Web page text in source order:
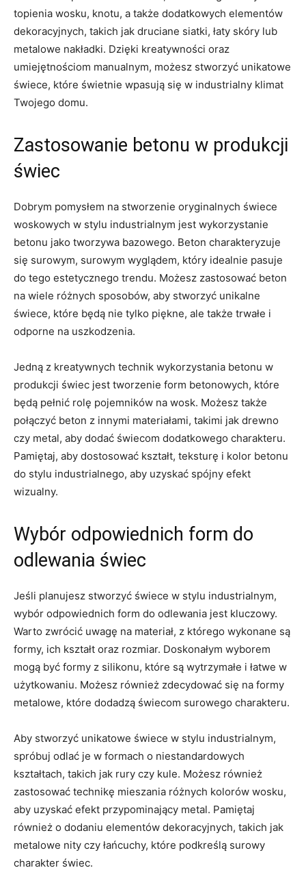
topienia wosku,⁤ knotu, ⁣a także dodatkowych elementów ​
dekoracyjnych, takich jak druciane siatki,⁣ łaty skóry lub
metalowe ‍nakładki. Dzięki kreatywności oraz
umiejętnościom manualnym, możesz stworzyć unikatowe
świece, które świetnie wpasują się ‌w industrialny klimat
Twojego domu.
Zastosowanie betonu w produkcji
świec
Dobrym pomysłem na stworzenie oryginalnych świece
woskowych w⁤ stylu industrialnym jest wykorzystanie
betonu jako tworzywa bazowego. Beton charakteryzuje
się surowym, surowym wyglądem, który idealnie⁢ pasuje⁤
do tego estetycznego trendu. Możesz zastosować beton
na wiele różnych sposobów, aby stworzyć unikalne
świece, które będą nie tylko piękne, ale także trwałe i
⁢odporne na uszkodzenia.
Jedną z kreatywnych technik wykorzystania betonu w
produkcji świec jest tworzenie form betonowych, które
będą pełnić ⁤rolę⁤ pojemników‌ na wosk. Możesz także
połączyć beton​ z innymi materiałami, takimi jak drewno
czy metal, aby dodać⁢ świecom dodatkowego charakteru.
Pamiętaj,⁣ aby dostosować kształt, teksturę i kolor betonu
do ‍stylu industrialnego, aby uzyskać spójny efekt
wizualny.
Wybór odpowiednich form ‌do
odlewania świec
Jeśli planujesz stworzyć świece w⁤ stylu industrialnym,
‌wybór odpowiednich form do odlewania jest kluczowy.‍
Warto zwrócić uwagę na materiał, z którego wykonane są
formy, ich kształt oraz rozmiar. Doskonałym wyborem
mogą być formy z silikonu, które są wytrzymałe i łatwe w
użytkowaniu. Możesz również zdecydować się na formy
metalowe, które dodadzą świecom surowego charakteru.
Aby stworzyć unikatowe świece ⁣w stylu⁤ industrialnym,
⁢spróbuj⁤ odlać ⁣je w formach o niestandardowych
kształtach, takich jak‌ rury czy kule. Możesz również
zastosować technikę mieszania różnych​ kolorów ⁤wosku,
aby uzyskać efekt przypominający metal. Pamiętaj
⁣również o dodaniu elementów dekoracyjnych, takich jak
metalowe nity ⁤czy łańcuchy, które podkreślą surowy
charakter świec.